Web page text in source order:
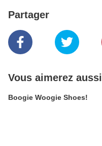
Partager
Vous aimerez aussi
Boogie Woogie Shoes!